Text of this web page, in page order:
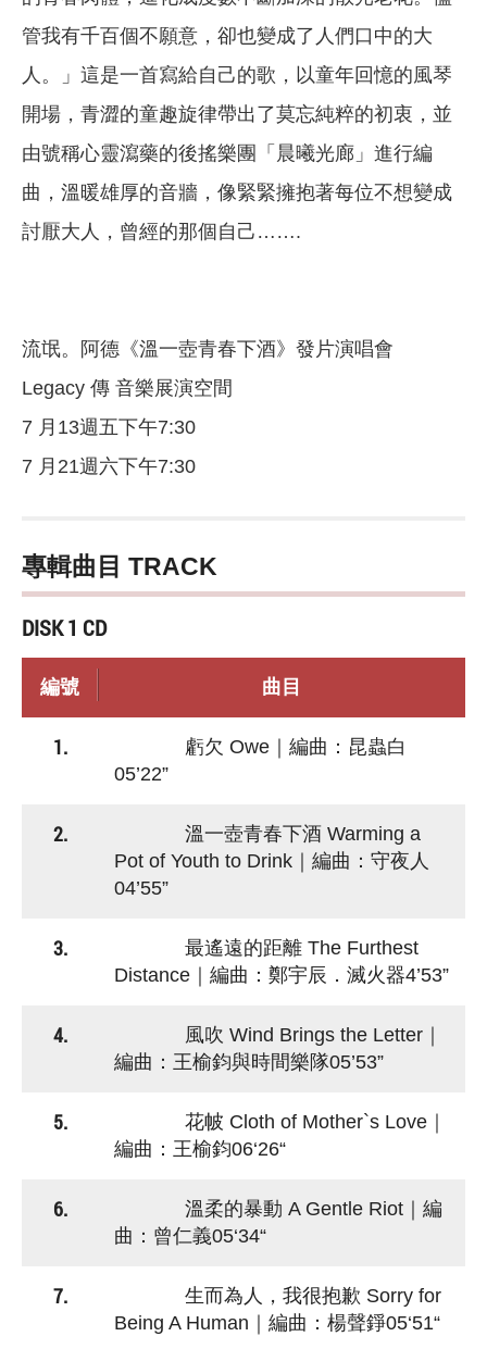
管我有千百個不願意，卻也變成了人們口中的大
人。」這是一首寫給自己的歌，以童年回憶的風琴
開場，青澀的童趣旋律帶出了莫忘純粹的初衷，並
由號稱心靈瀉藥的後搖樂團「晨曦光廊」進行編
曲，溫暖雄厚的音牆，像緊緊擁抱著每位不想變成
討厭大人，曾經的那個自己…….
流氓。阿德《溫一壺青春下酒》發片演唱會
Legacy 傳 音樂展演空間
7 月13週五下午7:30
7 月21週六下午7:30
專輯曲目 TRACK
DISK 1 CD
編號 曲目
1.
虧欠 Owe｜編曲：昆蟲白
05’22”
2.
溫一壺青春下酒 Warming a
Pot of Youth to Drink｜編曲：守夜人
04’55”
3.
最遙遠的距離 The Furthest
Distance｜編曲：鄭宇辰．滅火器4’53”
4.
風吹 Wind Brings the Letter｜
編曲：王榆鈞與時間樂隊05’53”
5.
花帔 Cloth of Mother`s Love｜
編曲：王榆鈞06‘26“
6.
溫柔的暴動 A Gentle Riot｜編
曲：曾仁義05‘34“
7.
生而為人，我很抱歉 Sorry for
Being A Human｜編曲：楊聲錚05‘51“